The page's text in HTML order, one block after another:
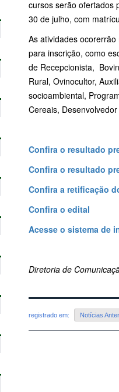
cursos serão ofertados
30 de julho, com
As atividades
para inscrição, como
de Recepcionista,
Rural, Ovinocultor,
socioambiental,
Cereais,
Confira o resultado
Confira o resultado
Confira a retificação
Confira o edital
Acesse o sistema de
Diretoria de
registrado em: Notícias